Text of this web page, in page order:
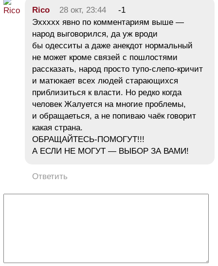
Rico 28 окт, 23:44
-1
Эххххх явно по комментариям выше —
народ выговорился, да уж вроди
бы одесситы а даже анекдот нормальный
не может кроме связей с пошлостями
рассказать, народ просто тупо-слепо-кричит
и матюкает всех людей старающихся
приблизиться к власти. Но редко когда
человек Жалуется на многие проблемы,
и обращаеться, а не попиваю чаёк говорит
какая страна.
ОБРАЩАЙТЕСЬ-ПОМОГУТ!!!
А ЕСЛИ НЕ МОГУТ — ВЫБОР ЗА ВАМИ!
Ответить